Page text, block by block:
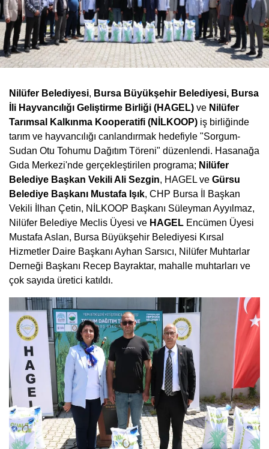
Nilüfer Belediyesi, Bursa Büyükşehir Belediyesi, Bursa
İli Hayvancılığı Geliştirme Birliği (HAGEL) ve Nilüfer
Tarımsal Kalkınma Kooperatifi (NİLKOOP) iş birliğinde
tarım ve hayvancılığı canlandırmak hedefiyle "Sorgum-
Sudan Otu Tohumu Dağıtım Töreni" düzenlendi. Hasanağa
Gıda Merkezi'nde gerçekleştirilen programa; Nilüfer
Belediye Başkan Vekili Ali Sezgin, HAGEL ve Gürsu
Belediye Başkanı Mustafa Işık, CHP Bursa İl Başkan
Vekili İlhan Çetin, NİLKOOP Başkanı Süleyman Ayyılmaz,
Nilüfer Belediye Meclis Üyesi ve HAGEL Encümen Üyesi
Mustafa Aslan, Bursa Büyükşehir Belediyesi Kırsal
Hizmetler Daire Başkanı Ayhan Sarsıcı, Nilüfer Muhtarlar
Derneği Başkanı Recep Bayraktar, mahalle muhtarları ve
çok sayıda üretici katıldı.